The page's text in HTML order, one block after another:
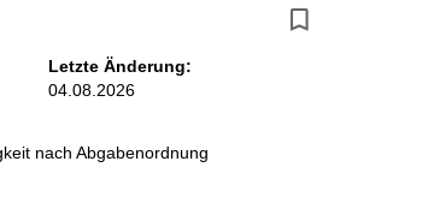
Letzte Änderung:
04.08.2026
nach Abgabenordnung